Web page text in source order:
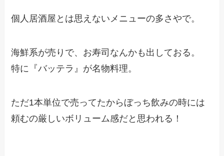
個人居酒屋とは思えないメニューの多さやで。
海鮮系が売りで、お寿司なんかも出しておる。
特に『バッテラ』が名物料理。
ただ1本単位で売ってたからぼっち飲みの時には
頼むの厳しいボリューム感だと思われる！